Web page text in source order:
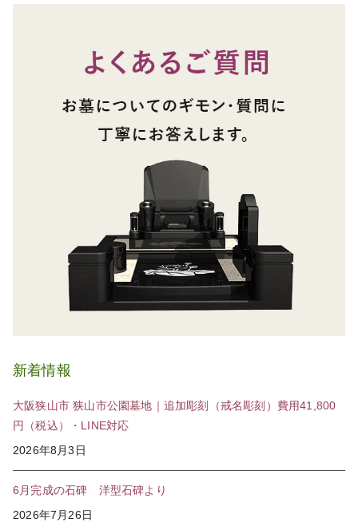
新着情報
大阪狭山市 狭山市公園墓地｜追加彫刻（戒名彫刻）費用41,800
円（税込）・LINE対応
2026年8月3日
6月完成の石碑 洋型石碑より
2026年7月26日